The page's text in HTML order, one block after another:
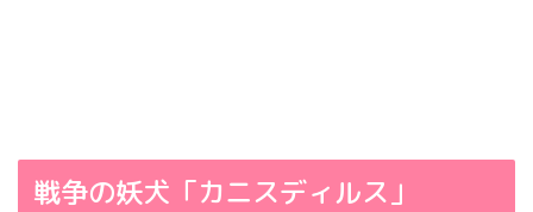
戦争の妖犬「カニスディルス」